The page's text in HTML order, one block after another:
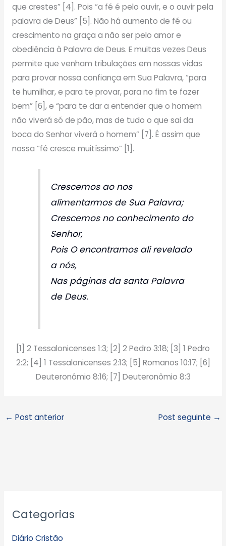
que crestes” [4]. Pois “a fé é pelo ouvir, e o ouvir pela
palavra de Deus” [5]. Não há aumento de fé ou
crescimento na graça a não ser pelo amor e
obediência à Palavra de Deus. E muitas vezes Deus
permite que venham tribulações em nossas vidas
para provar nossa confiança em Sua Palavra, “para
te humilhar, e para te provar, para no fim te fazer
bem” [6], e “para te dar a entender que o homem
não viverá só de pão, mas de tudo o que sai da
boca do Senhor viverá o homem” [7]. É assim que
nossa “fé cresce muitíssimo” [1].
Crescemos ao nos
alimentarmos de Sua Palavra;
Crescemos no conhecimento do
Senhor,
Pois O encontramos ali revelado
a nós,
Nas páginas da santa Palavra
de Deus.
[1] 2 Tessalonicenses 1:3; [2] 2 Pedro 3:18; [3] 1 Pedro
2:2; [4] 1 Tessalonicenses 2:13; [5] Romanos 10:17; [6]
Deuteronômio 8:16; [7] Deuteronômio 8:3
← Post anterior Post seguinte →
Categorias
Diário Cristão
r